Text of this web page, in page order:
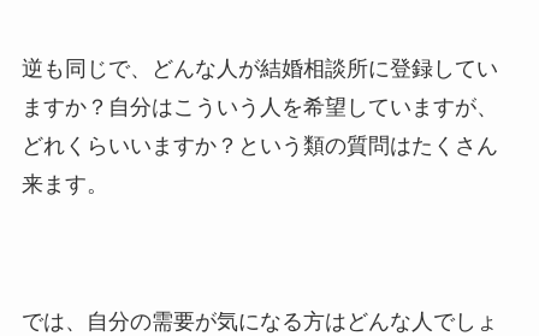
逆も同じで、どんな人が結婚相談所に登録してい
ますか？自分はこういう人を希望していますが、
どれくらいいますか？という類の質問はたくさん
来ます。
では、自分の需要が気になる方はどんな人でしょ